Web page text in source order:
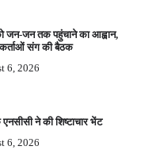
जन-जन तक पहुंचाने का आह्वान,
संग की बैठक
6, 2026
ने की शिष्टाचार भेंट
6, 2026